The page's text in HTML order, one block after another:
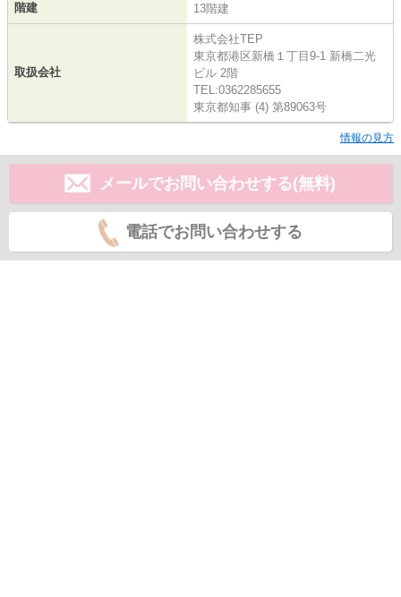
階建 13階建
取扱会社
株式会社TEP
東京都港区新橋１丁目9-1 新橋二光
ビル 2階
TEL:0362285655
東京都知事 (4) 第89063号
情報の見方
メールでお問い合わせする(無料)
電話でお問い合わせする